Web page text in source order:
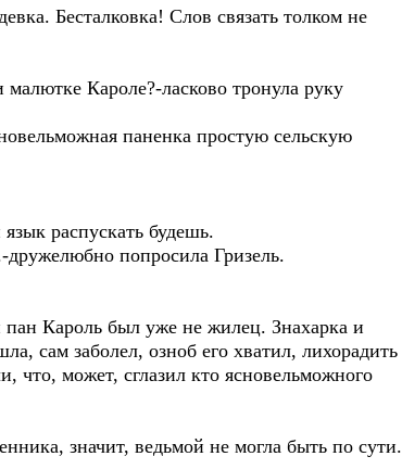
Бесталковка! Слов связать толком не
Кароле?-ласково тронула руку
паненка простую сельскую
распускать будешь.
дружелюбно попросила Гризель.
Кароль был уже не жилец. Знахарка и
сам заболел, озноб его хватил, лихорадить
что, может, сглазил кто ясновельможного
значит, ведьмой не могла быть по сути.